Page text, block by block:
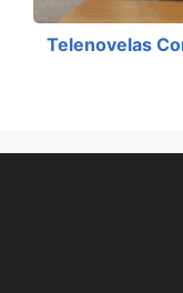
Telenovelas